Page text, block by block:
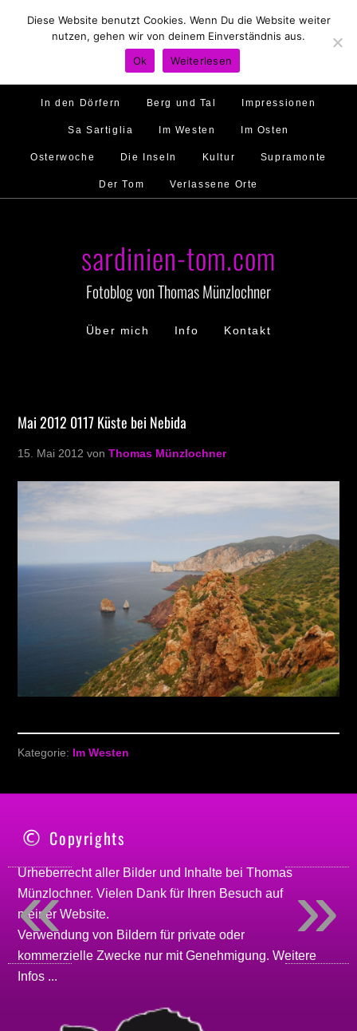
Hirtenland Traumstrände Feste feiern
Golfo di Orosei Im Norden
Murales Ambiente
In den Dörfern Berg und Tal Impressionen
Sa Sartiglia Im Westen Im Osten
Osterwoche Die Inseln Kultur Supramonte
Der Tom Verlassene Orte
sardinien-tom.com
Fotoblog von Thomas Münzlochner
Über mich Info Kontakt
Mai 2012 0117 Küste bei Nebida
15. Mai 2012 vonThomas Münzlochner
Kategorie: Im Westen
Copyrights
Urheberrecht aller Bilder und Inhalte beiThomas
Münzlochner. Vielen Dank für Ihren Besuch auf
meinerWebsite.
Verwendung von Bildern für private oder
kommerzielle Zwecke nur mit Genehmigung.Weitere
Infos ...
»
«
Diese Website benutzt Cookies. Wenn Du die Website weiter
nutzen, gehen wir von deinem Einverständnis aus.
Ok
Weiterlesen